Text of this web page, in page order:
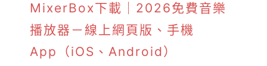
MixerBox下載｜2026免費音樂
播放器－線上網頁版、手機
App（iOS、Android）